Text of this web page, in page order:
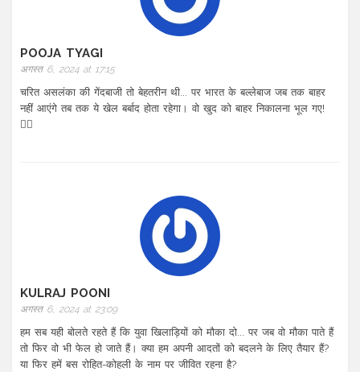
POOJA TYAGI
अगस्त 6, 2024 at 17:15
चरित असलंका की गेंदबाजी तो बेहतरीन थी... पर भारत के बल्लेबाज जब तक बाहर
नहीं आएंगे तब तक ये खेल बर्बाद होता रहेगा। वो खुद को बाहर निकालना भूल गए!
🤦‍♂️
KULRAJ POONI
अगस्त 6, 2024 at 23:09
हम सब यही बोलते रहते हैं कि युवा खिलाड़ियों को मौका दो... पर जब वो मौका पाते हैं
तो फिर वो भी फेल हो जाते हैं। क्या हम अपनी आदतों को बदलने के लिए तैयार हैं?
या फिर हमें बस रोहित-कोहली के नाम पर जीवित रहना है?